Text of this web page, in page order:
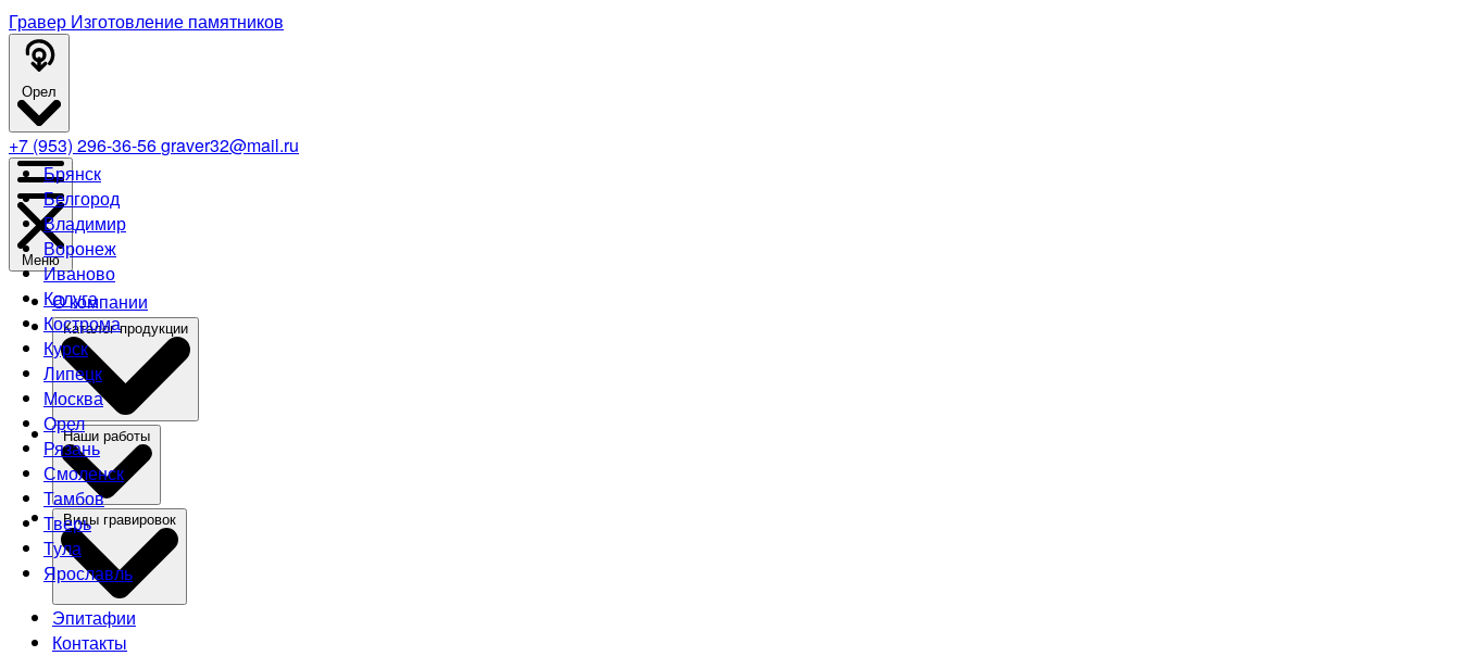
Гравер Изготовление памятников
Орел
Брянск
Белгород
Владимир
Воронеж
Иваново
Калуга
Кострома
Курск
Липецк
Москва
Орел
Рязань
Смоленск
Тамбов
Тверь
Тула
Ярославль
+7 (953) 296-36-56graver32@mail.ru
Меню
О компании
Эпитафии
Контакты